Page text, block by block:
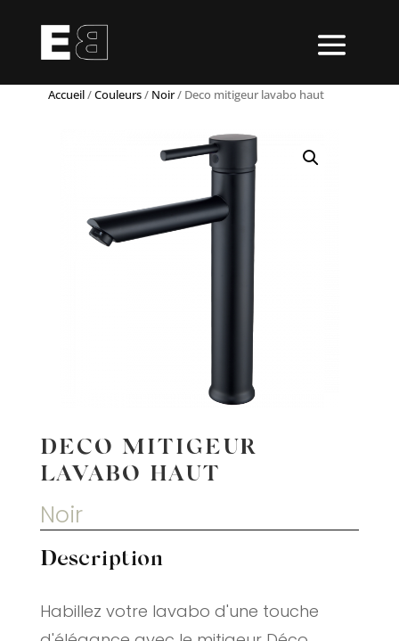
Accueil/Couleurs/ Noir/ Deco mitigeur lavabo haut
DECO MITIGEUR
LAVABO HAUT
Noir
Description
Habillez votre lavabo d'une touche